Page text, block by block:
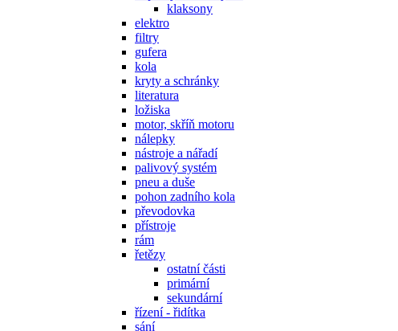
klaksony
elektro
filtry
gufera
kola
kryty a schránky
literatura
ložiska
motor, skříň motoru
nálepky
nástroje a nářadí
palivový systém
pneu a duše
pohon zadního kola
převodovka
přístroje
rám
řetězy
ostatní části
primární
sekundární
řízení - řidítka
sání